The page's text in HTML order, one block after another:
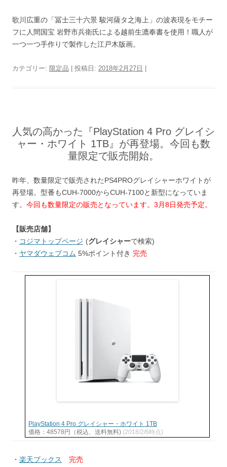
歌川広重の「冨士三十六景 駿河薩タ之海上」の波表現をモチー
フに人間国宝 岩野市兵衛氏による越前生漉奉書を使用！職人が
一つ一つ手作りで製作した江戸木版画。
カテゴリー: 限定品 | 投稿日: 2018年2月27日
人気の高かった『PlayStation 4 Pro グレイシ
ャー・ホワイト 1TB』が再登場。今回も数
量限定で販売開始。
昨年、数量限定で販売されたPS4PROグレイシャーホワイトが
再登場。型番もCUH-7000からCUH-7100と新型になっていま
す。 今回も数量限定の販売となっています。3月8日発売予定。
【販売店舗】
・ コジマトップページ (グレイシャーで検索)
・ ヤマダウェブコム 5%ポイント付き 完売
PlayStation 4 Pro グレイシャー・ホワイト 1TB
価格：48578円（税込、送料無料) (2018/2/6時点)
・ 楽天ブックス
完売